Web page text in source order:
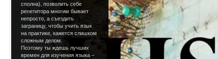
сполна), позволить себе
репетитора многим бывает
непросто, а съездить
заграницу, чтобы учить язык
на практике, кажется слишком
сложным делом.
Поэтому ты ждешь лучших
времен для изучения языка –